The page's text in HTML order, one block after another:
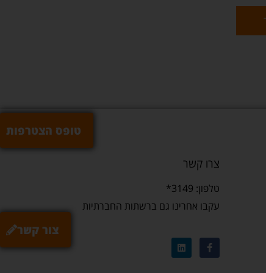
צור קשר
טופס הצטרפות
צרו קשר
טלפון: 3149*
עקבו אחרינו גם ברשתות החברתיות